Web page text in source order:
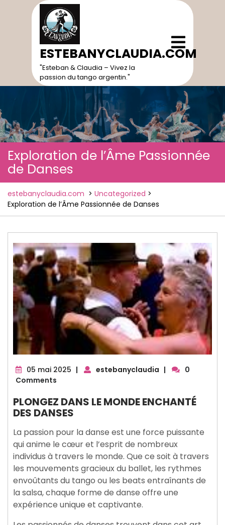
ESTEBANYCLAUDIA.COM
"Esteban & Claudia – Vivez la
passion du tango argentin."
Open
Menu
Exploration de l’Âme Passionnée
de Danses
estebanyclaudia.com > Uncategorized >
Exploration de l’Âme Passionnée de Danses
05 mai 2025 05
| estebanyclaudia |
0
Comments
PLONGEZ DANS LE MONDE ENCHANTÉ
DES DANSES
La passion pour la danse est une force puissante
qui anime le cœur et l’esprit de nombreux
individus à travers le monde. Que ce soit à travers
les mouvements gracieux du ballet, les rythmes
envoûtants du tango ou les beats entraînants de
la salsa, chaque forme de danse offre une
expérience unique et captivante.